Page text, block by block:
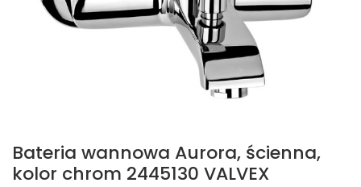
Bateria wannowa Aurora, ścienna,
kolor chrom 2445130 VALVEX